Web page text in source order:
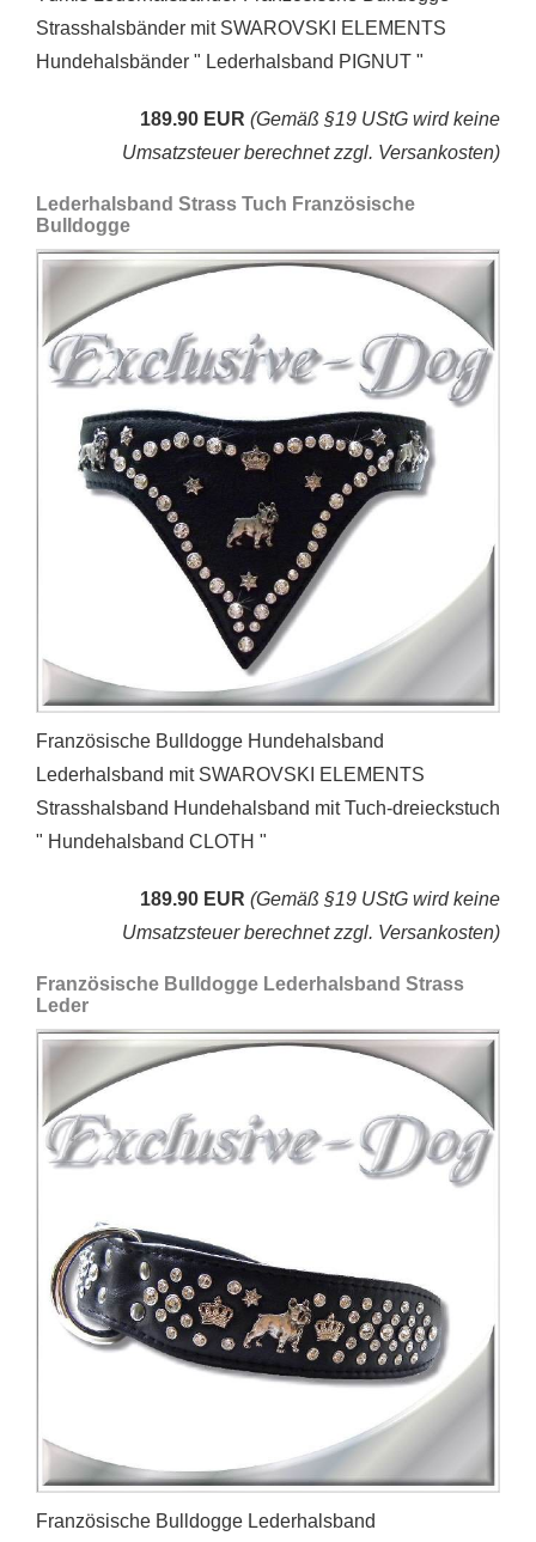
Strasshalsbänder mit SWAROVSKI ELEMENTS
Hundehalsbänder " Lederhalsband PIGNUT "
189.90 EUR (Gemäß §19 UStG wird keine
Umsatzsteuer berechnet zzgl. Versankosten)
Lederhalsband Strass Tuch Französische
Bulldogge
Französische Bulldogge Hundehalsband
Lederhalsband mit SWAROVSKI ELEMENTS
Strasshalsband Hundehalsband mit Tuch-dreieckstuch
" Hundehalsband CLOTH "
189.90 EUR (Gemäß §19 UStG wird keine
Umsatzsteuer berechnet zzgl. Versankosten)
Französische Bulldogge Lederhalsband Strass
Leder
Französische Bulldogge Lederhalsband